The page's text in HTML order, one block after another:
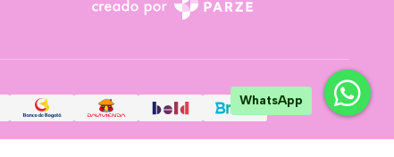
WhatsApp